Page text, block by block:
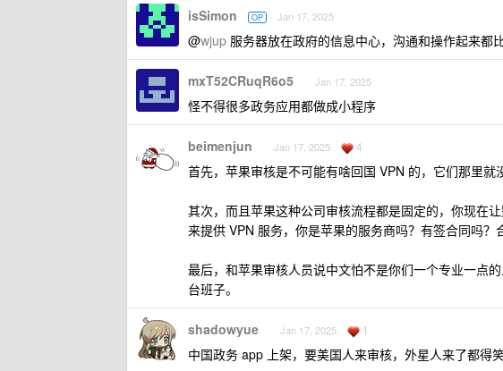
isSimon OP Jan 17, 2025
@wjup 服务器放在政府的信息中心，沟通和操作起来都
mxT52CRuqR6o5 Jan 17, 2025
怪不得很多政务应用都做成小程序
beimenjun Jan 17, 2025 4
首先，苹果审核是不可能有啥回国 VPN 的，它们那里就
其次，而且苹果这种公司审核流程都是固定的，你现在
来提供 VPN 服务，你是苹果的服务商吗？有签合同吗？
最后，和苹果审核人员说中文怕不是你们一个专业一点
台班子。
shadowyue Jan 17, 2025 1
中国政务 app 上架，要美国人来审核，外星人来了都得